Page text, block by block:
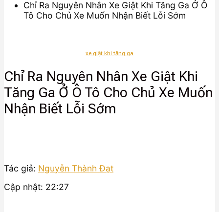
Chỉ Ra Nguyên Nhân Xe Giật Khi Tăng Ga Ở Ô
Tô Cho Chủ Xe Muốn Nhận Biết Lỗi Sớm
xe giật khi tăng ga
Chỉ Ra Nguyên Nhân Xe Giật Khi
Tăng Ga Ở Ô Tô Cho Chủ Xe Muốn
Nhận Biết Lỗi Sớm
Tác giả: Nguyễn Thành Đạt
Cập nhật: 22:27